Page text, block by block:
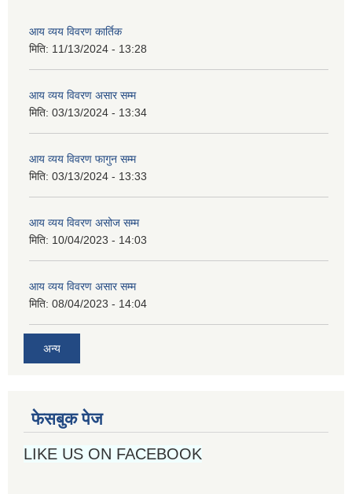
आय व्यय विवरण कार्तिक
मिति: 11/13/2024 - 13:28
आय व्यय विवरण असार सम्म
मिति: 03/13/2024 - 13:34
आय व्यय विवरण फागुन सम्म
मिति: 03/13/2024 - 13:33
आय व्यय विवरण असोज सम्म
मिति: 10/04/2023 - 14:03
आय व्यय विवरण असार सम्म
मिति: 08/04/2023 - 14:04
अन्य
फेसबुक पेज
LIKE US ON FACEBOOK